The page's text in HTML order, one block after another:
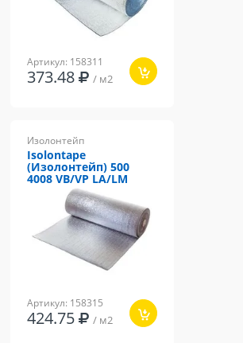
Артикул: 158311
373.48 / м2
Изолонтейп
Isolontape
(Изолонтейп) 500
4008 VB/VP LA/LM
Артикул: 158315
424.75 / м2